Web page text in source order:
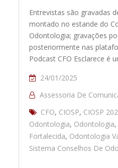
Entrevistas são gravadas
montado no estande do
Odontologia; gravações
posteriormente nas
Podcast CFO Esclarece é
24/01/2025
Assessoria De
CFO, CIOSP, CIOSP
Odontologia, Odontologia,
Fortalecida, Odontologia
Sistema Conselhos De